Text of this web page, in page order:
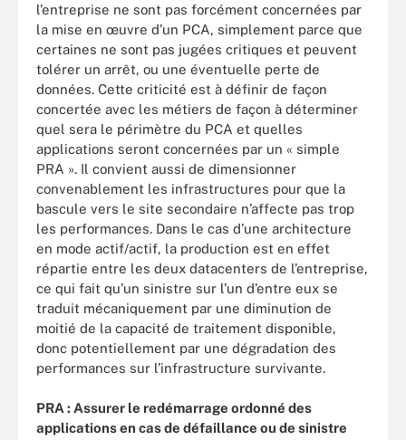
l’entreprise ne sont pas forcément concernées par
la mise en œuvre d’un PCA, simplement parce que
certaines ne sont pas jugées critiques et peuvent
tolérer un arrêt, ou une éventuelle perte de
données. Cette criticité est à définir de façon
concertée avec les métiers de façon à déterminer
quel sera le périmètre du PCA et quelles
applications seront concernées par un « simple
PRA ». Il convient aussi de dimensionner
convenablement les infrastructures pour que la
bascule vers le site secondaire n’affecte pas trop
les performances. Dans le cas d’une architecture
en mode actif/actif, la production est en effet
répartie entre les deux datacenters de l’entreprise,
ce qui fait qu’un sinistre sur l’un d’entre eux se
traduit mécaniquement par une diminution de
moitié de la capacité de traitement disponible,
donc potentiellement par une dégradation des
performances sur l’infrastructure survivante.
PRA : Assurer le redémarrage ordonné des
applications en cas de défaillance ou de sinistre